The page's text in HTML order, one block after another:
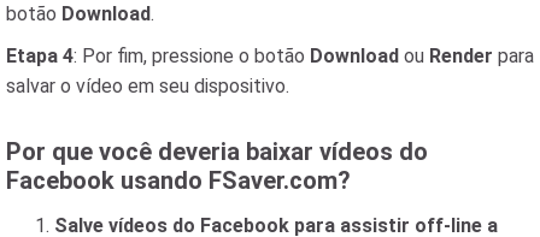
botão Download.
Etapa 4: Por fim, pressione o botão Download ou Render para
salvar o vídeo em seu dispositivo.
Por que você deveria baixar vídeos do
Facebook usando FSaver.com?
Salve vídeos do Facebook para assistir off-line a